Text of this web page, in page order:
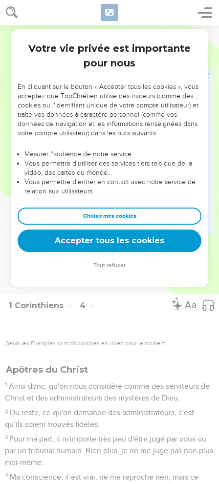
1 Corinthiens 3
fera connaître, car elle se révélera dans le feu et l’épreuve
du feu indiquera ce que vaut l'œuvre de chacun.
subsiste, il recevra une récompense.
Si son œuvre brûle, il perdra sa récompense ; lui-même
Ne savez-vous pas que vous êtes le temple de Dieu et que
l'Esprit de Dieu habite en vous ?
Si quelqu'un détruit le temple de Dieu, Dieu le détruira, car
le temple de Dieu est saint, et c'est ce que vous êtes.
vous pense être sage selon les critères de l’ère actuelle, qu'il
devienne fou afin de devenir sage,
car la sagesse de ce monde est une folie devant Dieu. En
effet, il est écrit : Il prend les sages à leur propre ruse.
Et encore : Le Seigneur connaît les pensées des sages, il
sait qu'elles sont sans valeur.
Que personne ne mette donc sa fierté dans des hommes,
car tout vous appartient,
1 Corinthiens 4
Seuls les Évangiles sont disponibles en vidéo pour le moment.
Apôtres du Christ
1 Ainsi donc, qu'on nous considère comme des serviteurs de
Christ et des administrateurs des mystères de Dieu.
2 Du reste, ce qu'on demande des administrateurs, c'est
qu’ils soient trouvés fidèles.
3 Pour ma part, il m'importe très peu d'être jugé par vous ou
par un tribunal humain. Bien plus, je ne me juge pas non plus
moi-même.
4 Ma conscience, il est vrai, ne me reproche rien, mais ce
Votre vie privée est importante
pour nous
En cliquant sur le bouton « Accepter tous les cookies », vous
acceptez que TopChrétien utilise des traceurs (comme des
cookies ou l'identifiant unique de votre compte utilisateur) et
traite vos données à caractère personnel (comme vos
données de navigation et les informations renseignées dans
votre compte utilisateur) dans les buts suivants :
Mesurer l'audience de notre service
Vous permettre d'utiliser des services tiers tels que de la
vidéo, des cartes du monde…
Vous permettre d'entrer en contact avec notre service de
relation aux utilisateurs.
Choisir mes cookies
Accepter tous les cookies
Tout refuser